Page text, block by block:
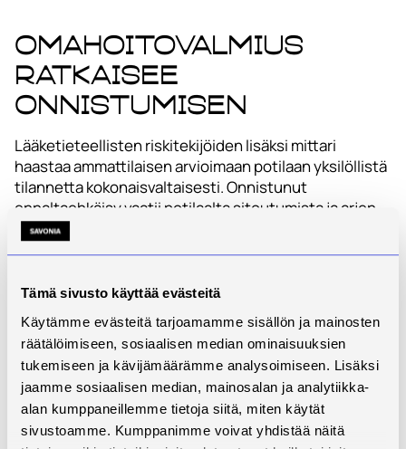
Tämä sivusto käyttää evästeitä
Käytämme evästeitä tarjoamamme sisällön ja mainosten
räätälöimiseen, sosiaalisen median ominaisuuksien
tukemiseen ja kävijämäärämme analysoimiseen. Lisäksi
jaamme sosiaalisen median, mainosalan ja analytiikka-
alan kumppaneillemme tietoja siitä, miten käytät
sivustoamme. Kumppanimme voivat yhdistää näitä
Omahoitovalmius
ratkaisee
onnistumisen
Lääketieteellisten riskitekijöiden lisäksi mittari
haastaa ammattilaisen arvioimaan potilaan yksilöllistä
tilannetta kokonaisvaltaisesti. Onnistunut
ennaltaehkäisy vaatii potilaalta sitoutumista ja arjen
rutiineja, kuten jalkojen päivittäistä pesua, rasvausta
ja tarkastamista (Jalkojen omahoito-ohje diabetesta
Jos potilaan kognitiiviset tai fyysiset valmiudet ovat
heikentyneet, omahoito ei välttämättä toteudu
riittävän tehokkaasti. Suuri sairastavuus, taloudelliset
rajoitukset tai masennus voivat vaikuttaa haitallisesti
kykyyn huolehtia omasta hoidostaan. (Journal of
Community Nursing 2022, 30.) Tämän vuoksi mittari
ohjaa hoitajaa tunnistamaan ne potilaat, jotka